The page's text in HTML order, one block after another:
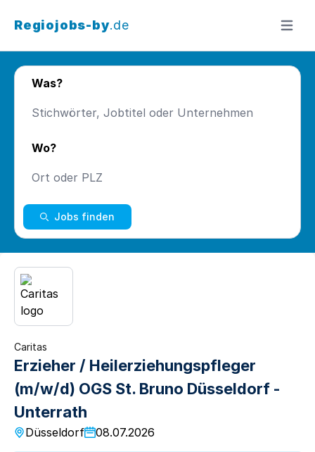
Regiojobs-by.de Menü
Was?
Wo?
Jobs finden
Caritas
Erzieher / Heilerziehungspfleger
(m/w/d) OGS St. Bruno Düsseldorf -
Unterrath
Düsseldorf 08.07.2026